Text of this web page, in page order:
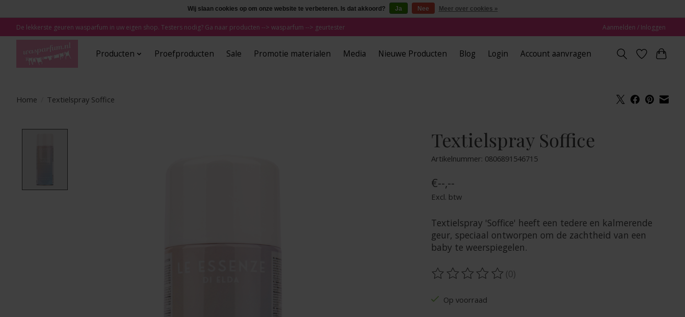
De lekkerste geuren wasparfum in uw eigen shop. Testers nodig? Ga naar producten --> wasparfum --> geurtester Aanmelden / Inloggen
Producten Proefproducten Sale Promotie materialen Media Nieuwe Producten Blog Login Account aanvragen
Home Textielspray Soffice
Textielspray Soffice
Artikelnummer: 0806891546715
€--,--
Excl. btw
Textielspray 'Soffice' heeft een tedere en kalmerende
geur, speciaal ontworpen om de zachtheid van een
baby te weerspiegelen.
De beoordeling van dit product is
(0)
Op voorraad
Wij slaan cookies op om onze website te verbeteren. Is dat akkoord? Ja Nee Meer over cookies »